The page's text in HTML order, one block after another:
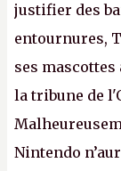
justifier des
entournures,
ses
la tribune de
Nintendo